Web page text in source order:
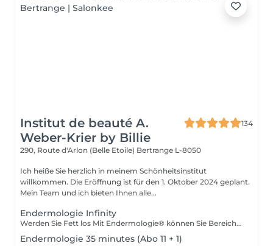
Institut de beauté A.
Weber-Krier by Billie
134
290, Route d'Arlon (Belle Etoile) Bertrange L-8050
Ich heiße Sie herzlich in meinem Schönheitsinstitut
willkommen. Die Eröffnung ist für den 1. Oktober 2024 geplant.
Mein Team und ich bieten Ihnen alle...
Endermologie Infinity
Werden Sie Fett los Mit Endermologie® können Sie Bereiche ansprechen und verfeinern, die resistent gegen Bewegung und Lebensmittelhygiene sind (Arme, Rücken, Bauch, Taille, Oberschenkel usw.), und sich gleichzeitig genau an die Bedürfnisse jeder Haut anpassen. Glatte Cellulite Cellulite, von der selbst 90 % der dünnsten und sportlichsten Frauen betroffen sind, entsteht sowohl durch die Fettspeicherung in Adipozyten (Fettzellen) als auch durch Wassereinlagerungen rundherum. Strafft die Haut Durch Gewichtsschwankungen, Schwangerschaften und im Laufe der Zeit verliert die Haut allmählich an Spannkraft und Geschmeidigkeit. Auch wenn diese schlaffe Haut den gesamten Körper betrifft, sind bestimmte Bereiche empfindlicher: Innenseiten der Oberschenkel, Bauch, Arme usw. Finden Sie leichte Beine Schwere und schmerzende Beine, geschwollene Knöchel oder Füße: Diese Symptome spiegeln eine schlechte Blut- und Lymphzirkulation wider. Giftstoffe reichern sich im Körper an, was solche Volumenschwankungen am selben Tag oder zu verschiedenen Zeitpunkten des weiblichen Zyklus erklärt. Wohlbefinden Entdecken Sie Behandlungskurse mit exklusivem Konzept, für unvergleichliche Wirksamkeit und Entspannung.
Endermologie 35 minutes (Abo 11 + 1)